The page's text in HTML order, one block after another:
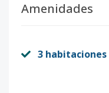
Amenidades
3 habitaciones